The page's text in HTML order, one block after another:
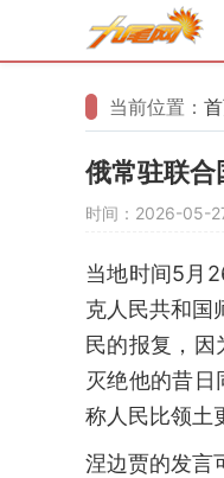
当前位置：
俄常驻联合
时间：2026-05-
当地时间5月
克人民共和国
民的报复，
灭绝他的昔
称人民比领土
涅边贾的发